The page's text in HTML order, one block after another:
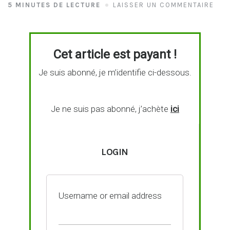
5 MINUTES DE LECTURE
LAISSER UN COMMENTAIRE
Cet article est payant !
Je suis abonné, je m’identifie ci-dessous.
Je ne suis pas abonné, j’achète ici
LOGIN
Username or email address